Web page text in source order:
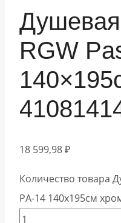
RGW
18 599,98₽
Количество товара
PA-14 140x195см